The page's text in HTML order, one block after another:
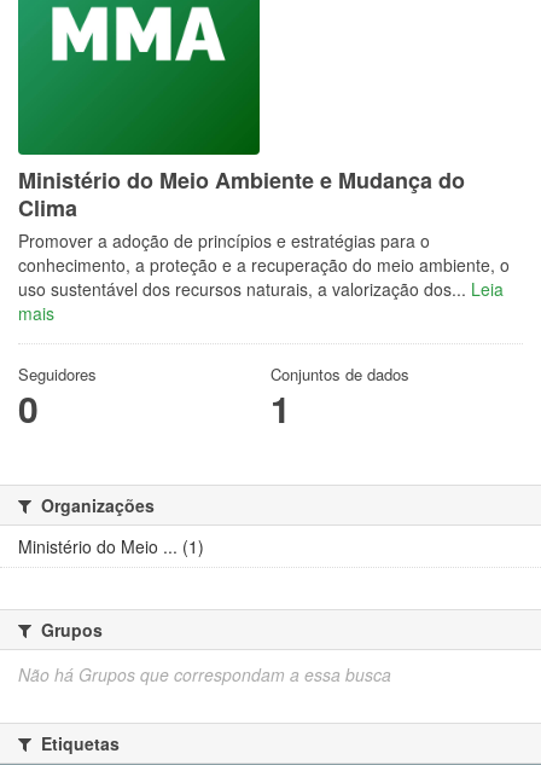
Ministério do Meio Ambiente e Mudança do
Clima
Promover a adoção de princípios e estratégias para o
conhecimento, a proteção e a recuperação do meio ambiente, o
uso sustentável dos recursos naturais, a valorização dos... Leia
mais
Seguidores
0
Conjuntos de dados
1
Organizações
Ministério do Meio ... (1)
Grupos
Não há Grupos que correspondam a essa busca
Etiquetas